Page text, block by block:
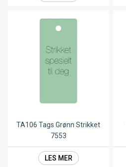
TA106 Tags Grønn Strikket
7553
LES MER